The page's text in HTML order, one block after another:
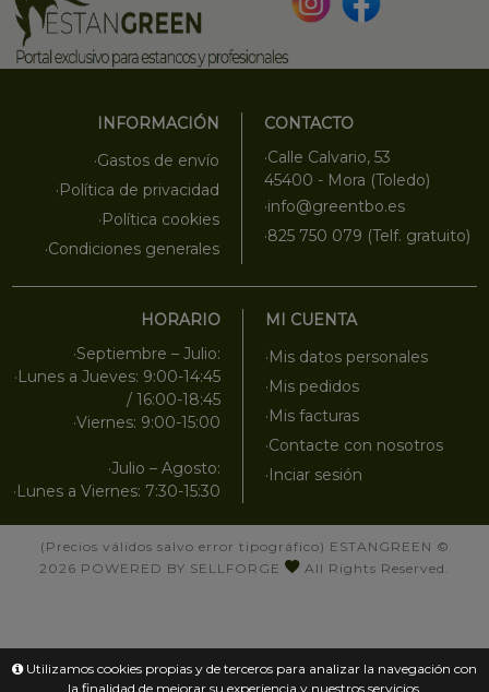
INFORMACIÓN
·Gastos de envío
·Política de privacidad
·Política cookies
·Condiciones generales
CONTACTO
·Calle Calvario, 53
45400 - Mora (Toledo)
·info@greentbo.es
·825 750 079 (Telf. gratuito)
HORARIO
·Septiembre – Julio:
·Lunes a Jueves: 9:00-14:45
/ 16:00-18:45
·Viernes: 9:00-15:00
·Julio – Agosto:
·Lunes a Viernes: 7:30-15:30
MI CUENTA
·Mis datos personales
·Mis pedidos
·Mis facturas
·Contacte con nosotros
·Inciar sesión
(Precios válidos salvo error tipográfico) ESTANGREEN ©
2026 POWERED BY SELLFORGE All Rights Reserved.
Utilizamos cookies propias y de terceros para analizar la navegación con
la finalidad de mejorar su experiencia y nuestros servicios.